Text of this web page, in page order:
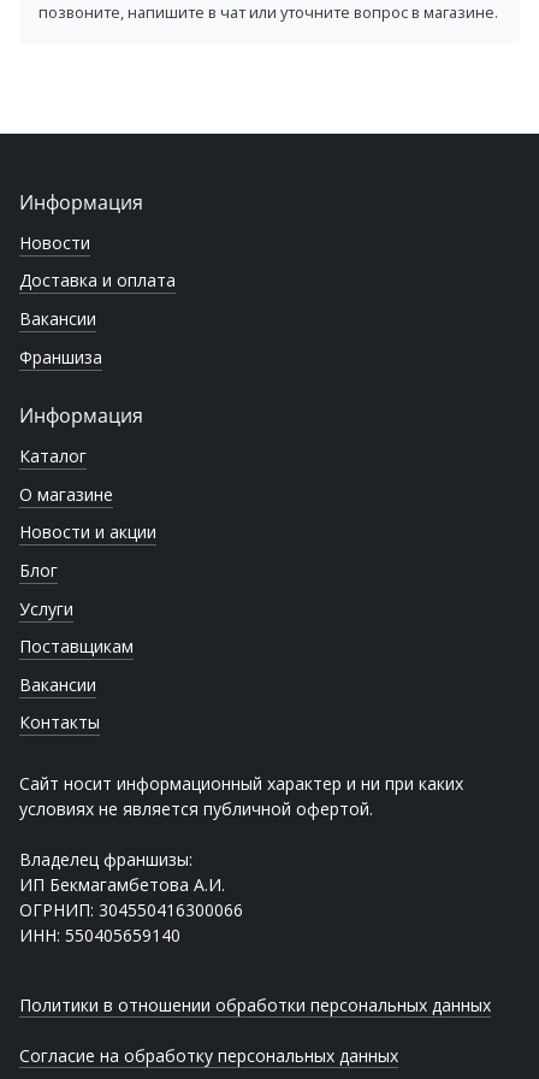
позвоните, напишите в чат или уточните вопрос в магазине.
Информация
Новости
Доставка и оплата
Вакансии
Франшиза
Информация
Каталог
О магазине
Новости и акции
Блог
Услуги
Поставщикам
Вакансии
Контакты
Сайт носит информационный характер и ни при каких
условиях не является публичной офертой.
Владелец франшизы:
ИП Бекмагамбетова А.И.
ОГРНИП: 304550416300066
ИНН: 550405659140
Политики в отношении обработки персональных данных
Согласие на обработку персональных данных